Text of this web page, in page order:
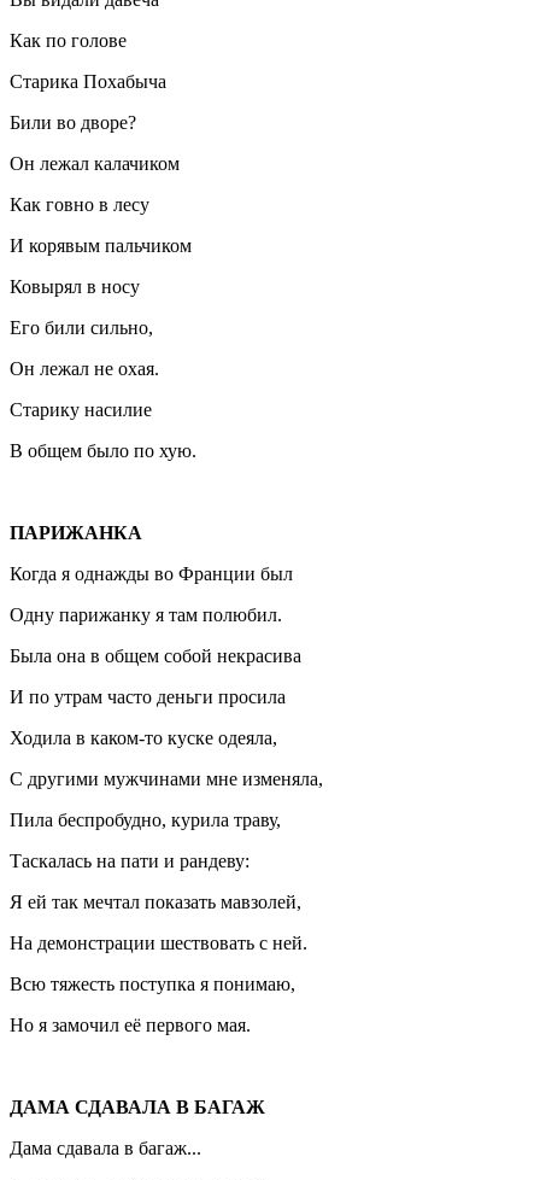
Как по голове
Старика Похабыча
Били во дворе?
Он лежал калачиком
Как говно в лесу
И корявым пальчиком
Ковырял в носу
Его били сильно,
Он лежал не охая.
Старику насилие
В общем было по хую.
ПАРИЖАНКА
Когда я однажды во Франции был
Одну парижанку я там полюбил.
Была она в общем собой некрасива
И по утрам часто деньги просила
Ходила в каком-то куске одеяла,
С другими мужчинами мне изменяла,
Пила беспробудно, курила траву,
Таскалась на пати и рандеву:
Я ей так мечтал показать мавзолей,
На демонстрации шествовать с ней.
Всю тяжесть поступка я понимаю,
Но я замочил её первого мая.
ДАМА СДАВАЛА В БАГАЖ
Дама сдавала в багаж...